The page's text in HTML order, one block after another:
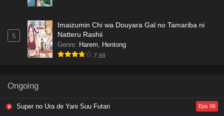
5
Imaizumin Chi wa Douyara Gal no Tamariba ni
Natteru Rashii
Genre: Harem Hentong
7.98
Ongoing
Super no Ura de Yani Suu Futari Eps 06